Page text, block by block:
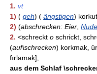
1. vt
1) ( geh) ( ängstigen)
2) (abschrecken: Eier
2. <schreckt o schrickt,
(auf\schrecken) korkmak,
fırlamak];
aus dem Schlaf